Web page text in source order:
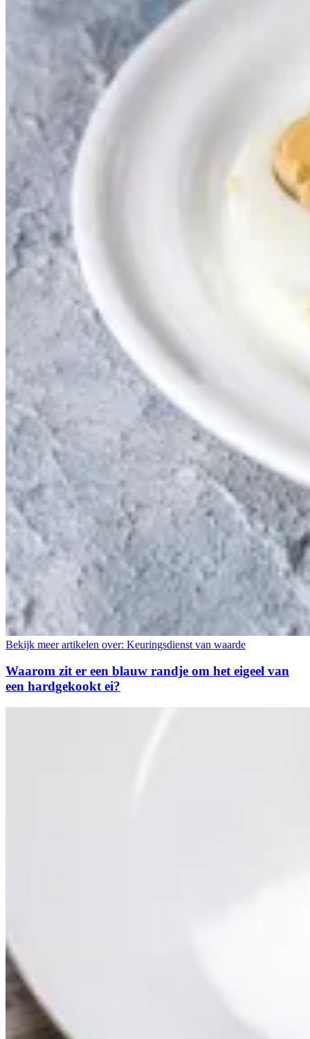
Bekijk meer artikelen over: Keuringsdienst van waarde
Waarom zit er een blauw randje om het eigeel van
een hardgekookt ei?